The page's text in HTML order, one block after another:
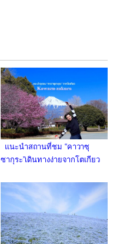
แนะนำสถานที่ชม “คาวาซุ
ซากุระ”เดินทางง่ายจากโตเกียว